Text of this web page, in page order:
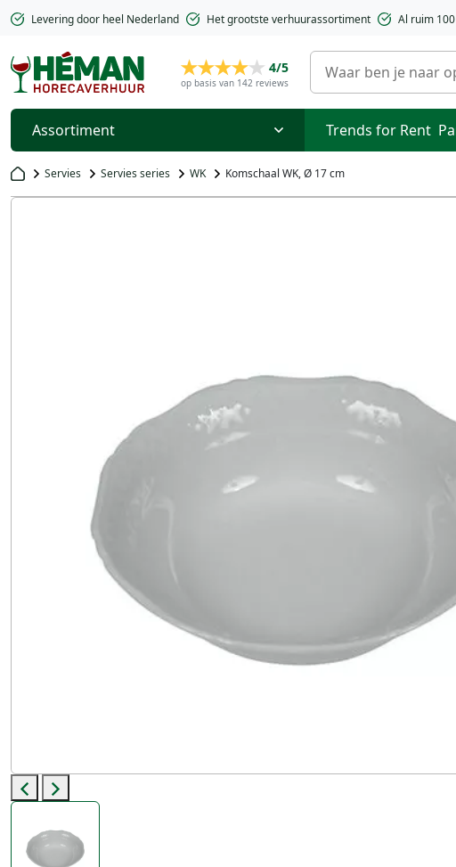
Levering door heel Nederland Het grootste verhuurassortiment Al ruim
4/5
op basis van 142 reviews
Assortiment Trends for Rent
Servies Servies series WK Komschaal WK, Ø 17 cm
Previous
Next